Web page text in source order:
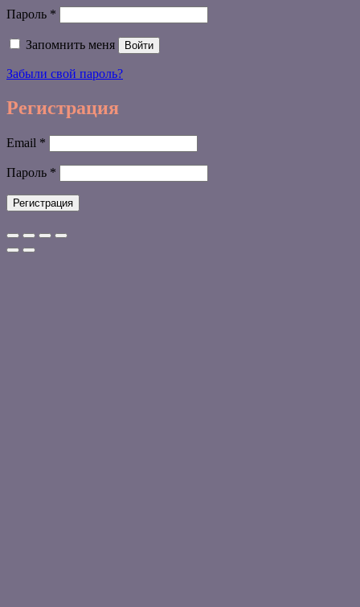
Пароль *
Запомнить меня Войти
Забыли свой пароль?
Регистрация
Email *
Пароль *
Регистрация